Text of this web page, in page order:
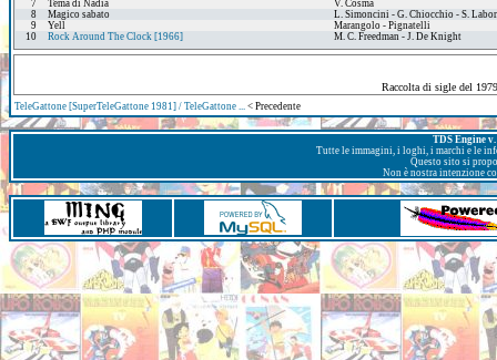
7
Tema di Nadia
V. Cosma
8
Magico sabato
L. Simoncini - G. Chiocchio - S.
9
Yell
Marangolo - Pignatelli
10
Rock Around The Clock [1966] M. C. Freedman - J. De Knight
Raccolta di sigle del
TeleGattone [SuperTeleGattone 1981] / TeleGattone ... < Precedente
TDS Engine
Tutte le immagini, i loghi, i marchi e le
Questo sito si
Non è nostra intenzione